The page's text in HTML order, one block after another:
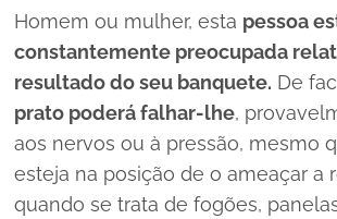
Homem ou mulher, esta pessoa
constantemente preocupada
resultado do seu banquete. De
prato poderá falhar-lhe,
aos nervos ou à pressão, mesmo
esteja na posição de o ameaçar a
quando se trata de fogões,